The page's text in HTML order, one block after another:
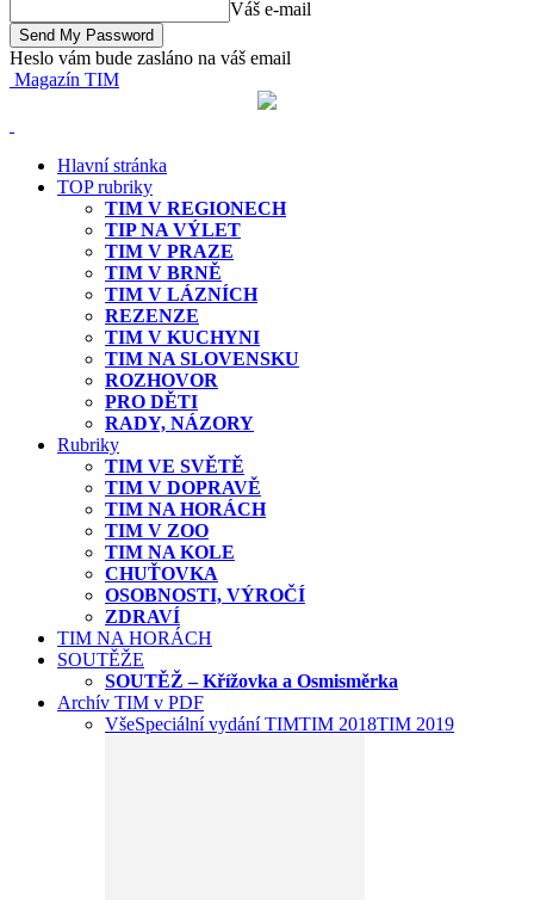
Váš e-mail
Heslo vám bude zasláno na váš email
Magazín TIM
Hlavní stránka
TOP rubriky
TIM V REGIONECH
TIP NA VÝLET
TIM V PRAZE
TIM V BRNĚ
TIM V LÁZNÍCH
REZENZE
TIM V KUCHYNI
TIM NA SLOVENSKU
ROZHOVOR
PRO DĚTI
RADY, NÁZORY
Rubriky
TIM VE SVĚTĚ
TIM V DOPRAVĚ
TIM NA HORÁCH
TIM V ZOO
TIM NA KOLE
CHUŤOVKA
OSOBNOSTI, VÝROČÍ
ZDRAVÍ
TIM NA HORÁCH
SOUTĚŽE
SOUTĚŽ – Křížovka a Osmisměrka
Archív TIM v PDF
VšeSpeciální vydání TIMTIM 2018TIM 2019